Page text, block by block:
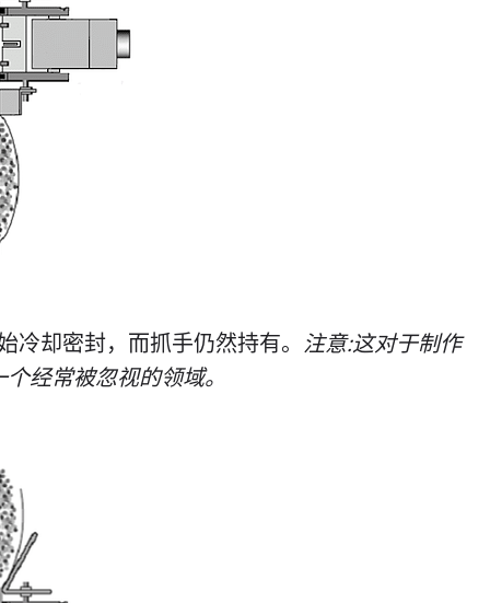
却密封，而抓手仍然持有。 注意:这对于制作
经常被忽视的领域。